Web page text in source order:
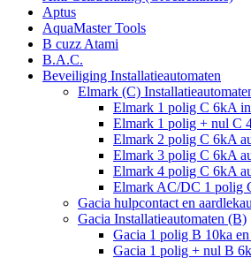
Aptus
AquaMaster Tools
B cuzz Atami
B.A.C.
Beveiliging Installatieautomaten
Elmark (C)
Elmark 1 polig C 6kA
Elmark 1 polig + nul C
Elmark 2 polig C 6kA
Elmark 3 polig C 6kA
Elmark 4 polig C 6kA
Elmark AC/DC 1 polig
Gacia hulpcontact en
Gacia Installatieautomaten (B)
Gacia 1 polig B 10ka
Gacia 1 polig + nul B